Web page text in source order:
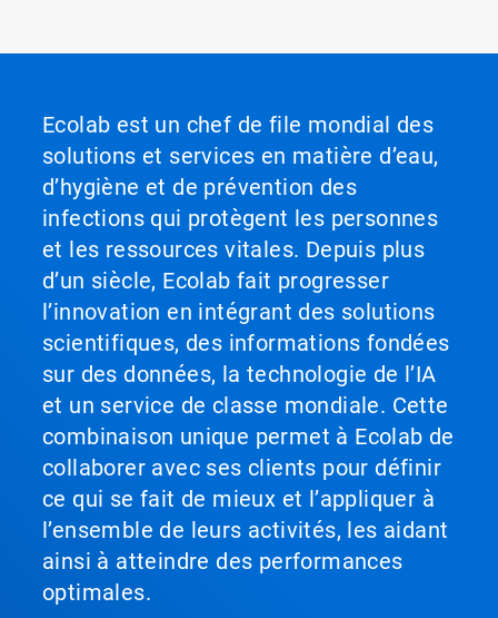
Ecolab est un chef de file mondial des
solutions et services en matière d’eau,
d’hygiène et de prévention des
infections qui protègent les personnes
et les ressources vitales. Depuis plus
d’un siècle, Ecolab fait progresser
l’innovation en intégrant des solutions
scientifiques, des informations fondées
sur des données, la technologie de l’IA
et un service de classe mondiale. Cette
combinaison unique permet à Ecolab de
collaborer avec ses clients pour définir
ce qui se fait de mieux et l’appliquer à
l’ensemble de leurs activités, les aidant
ainsi à atteindre des performances
optimales.